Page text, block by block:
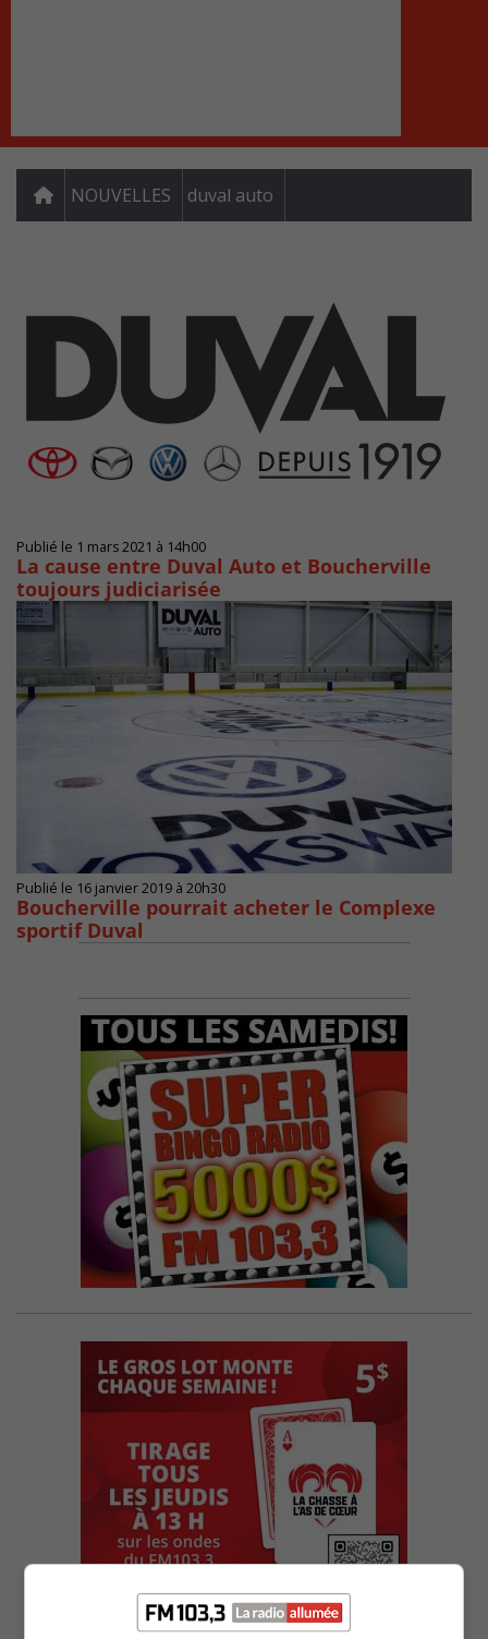
NOUVELLES duval auto
Publié le 1 mars 2021 à 14h00
La cause entre Duval Auto et Boucherville
toujours judiciarisée
Publié le 16 janvier 2019 à 20h30
Boucherville pourrait acheter le Complexe
sportif Duval